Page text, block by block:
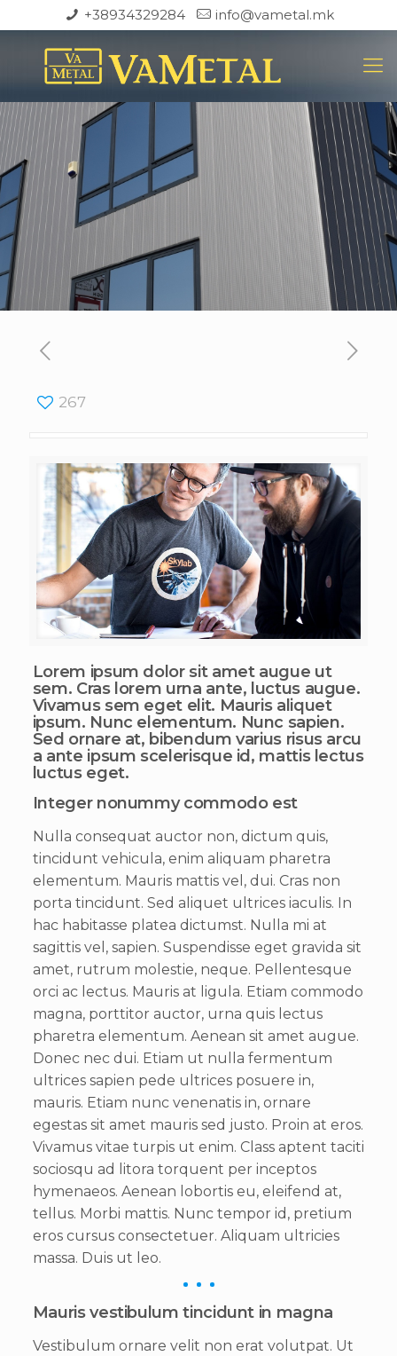
+38934329284 info@vametal.mk
267
Lorem ipsum dolor sit amet augue ut
sem. Cras lorem urna ante, luctus augue.
Vivamus sem eget elit. Mauris aliquet
ipsum. Nunc elementum. Nunc sapien.
Sed ornare at, bibendum varius risus arcu
a ante ipsum scelerisque id, mattis lectus
luctus eget.
Integer nonummy commodo est
Nulla consequat auctor non, dictum quis,
tincidunt vehicula, enim aliquam pharetra
elementum. Mauris mattis vel, dui. Cras non
porta tincidunt. Sed aliquet ultrices iaculis. In
hac habitasse platea dictumst. Nulla mi at
sagittis vel, sapien. Suspendisse eget gravida sit
amet, rutrum molestie, neque. Pellentesque
orci ac lectus. Mauris at ligula. Etiam commodo
magna, porttitor auctor, urna quis lectus
pharetra elementum. Aenean sit amet augue.
Donec nec dui. Etiam ut nulla fermentum
ultrices sapien pede ultrices posuere in,
mauris. Etiam nunc venenatis in, ornare
egestas sit amet mauris sed justo. Proin at eros.
Vivamus vitae turpis ut enim. Class aptent taciti
sociosqu ad litora torquent per inceptos
hymenaeos. Aenean lobortis eu, eleifend at,
tellus. Morbi mattis. Nunc tempor id, pretium
eros cursus consectetuer. Aliquam ultricies
massa. Duis ut leo.
Mauris vestibulum tincidunt in magna
Vestibulum ornare velit non erat volutpat. Ut